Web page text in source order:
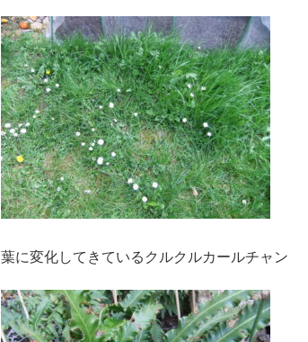
葉に変化してきているクルクルカールチャン